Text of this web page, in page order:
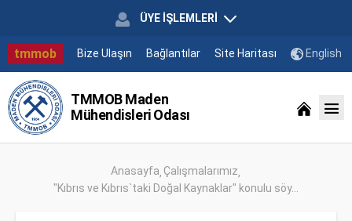
ÜYE İŞLEMLERİ
tmmob Bize Ulaşın Bağlantılar Site Haritası English
TMMOB Maden
Mühendisleri Odası
Anasayfa Çalışmalarımız
"Kıbrıs ve Kıbrıs`taki Doğal Kaynaklar" konulu söy...